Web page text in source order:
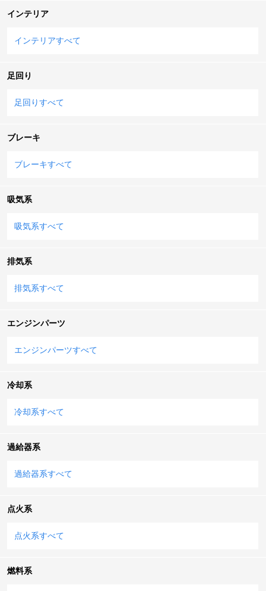
インテリア
インテリアすべて
足回り
足回りすべて
ブレーキ
ブレーキすべて
吸気系
吸気系すべて
排気系
排気系すべて
エンジンパーツ
エンジンパーツすべて
冷却系
冷却系すべて
過給器系
過給器系すべて
点火系
点火系すべて
燃料系